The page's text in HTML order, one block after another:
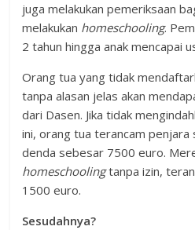
juga melakukan pemeriksaan
melakukan homeschooling.
2 tahun hingga anak mencapai
Orang tua yang tidak
tanpa alasan jelas akan
dari Dasen. Jika tidak
ini, orang tua terancam penjara
denda sebesar 7500 euro.
homeschoolingtanpa izin,
1500 euro.
Sesudahnya?